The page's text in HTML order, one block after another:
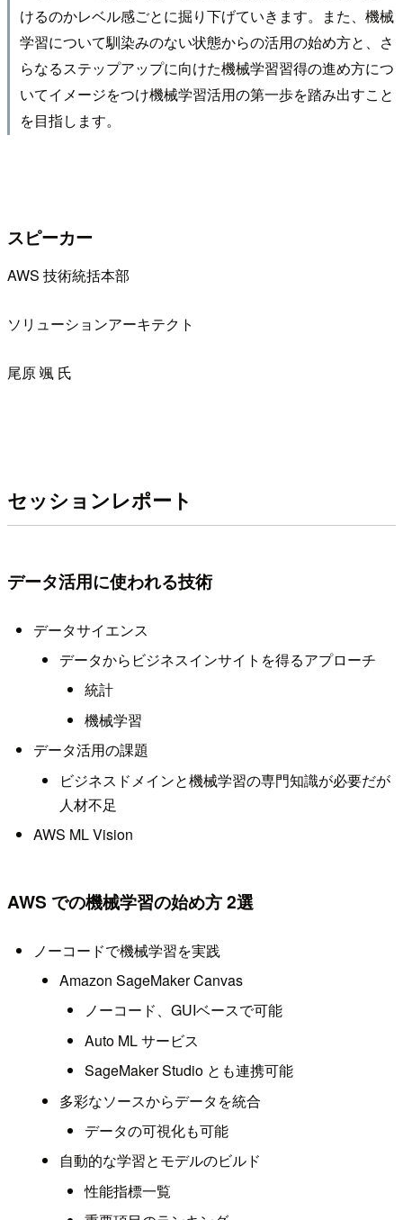
けるのかレベル感ごとに掘り下げていきます。また、機械
学習について馴染みのない状態からの活用の始め方と、さ
らなるステップアップに向けた機械学習習得の進め方につ
いてイメージをつけ機械学習活用の第一歩を踏み出すこと
を目指します。
スピーカー
AWS 技術統括本部
ソリューションアーキテクト
尾原 颯 氏
セッションレポート
データ活用に使われる技術
データサイエンス
データからビジネスインサイトを得るアプローチ
統計
機械学習
データ活用の課題
ビジネスドメインと機械学習の専門知識が必要だが
人材不足
AWS ML Vision
AWS での機械学習の始め方 2選
ノーコードで機械学習を実践
Amazon SageMaker Canvas
ノーコード、GUIベースで可能
Auto ML サービス
SageMaker Studio とも連携可能
多彩なソースからデータを統合
データの可視化も可能
自動的な学習とモデルのビルド
性能指標一覧